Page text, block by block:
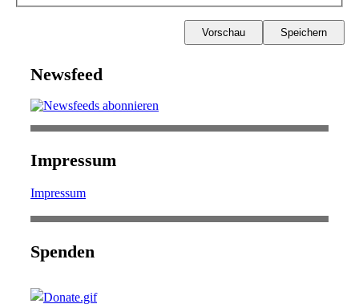
Newsfeed
Impressum
Impressum
Spenden